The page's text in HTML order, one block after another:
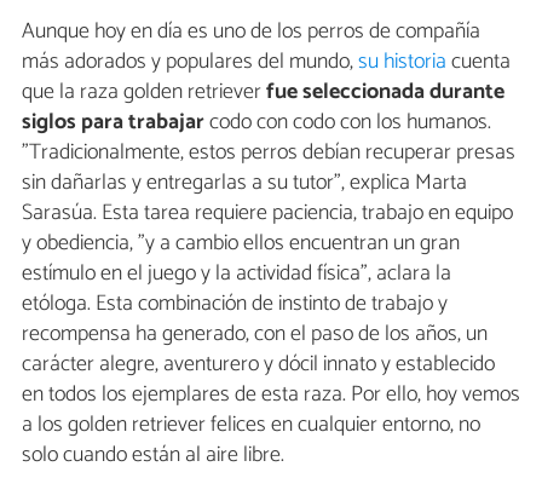
Aunque hoy en día es uno de los perros de compañía
más adorados y populares del mundo,su historiacuenta
que la raza golden retrieverfue seleccionada durante
siglos para trabajarcodo con codo con los humanos.
"Tradicionalmente, estos perros debían recuperar presas
sin dañarlas y entregarlas a su tutor", explica Marta
Sarasúa. Esta tarea requiere paciencia, trabajo en equipo
y obediencia, "y a cambio ellos encuentran un gran
estímulo en el juego y la actividad física", aclara la
etóloga. Esta combinación de instinto de trabajo y
recompensa ha generado, con el paso de los años, un
carácter alegre, aventurero y dócil innato y establecido
en todos los ejemplares de esta raza. Por ello, hoy vemos
a los golden retriever felices en cualquier entorno, no
solo cuando están al aire libre.